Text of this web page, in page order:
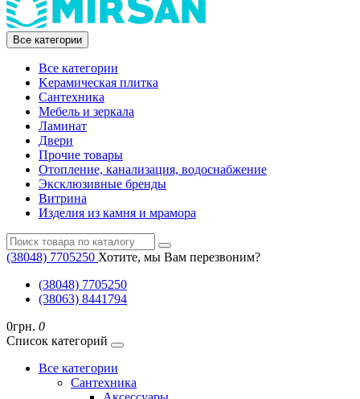
Все категории
Все категории
Kерамическая плитка
Cантехника
Мебель и зеркала
Ламинат
Двери
Прочие товары
Отопление, канализация, водоснабжение
Эксклюзивные бренды
Витрина
Изделия из камня и мрамора
(38048) ‎7705250 Хотите, мы Вам перезвоним?
(38048) ‎7705250
(38063) 8441794
0грн. 0
Список категорий
Все категории
Cантехника